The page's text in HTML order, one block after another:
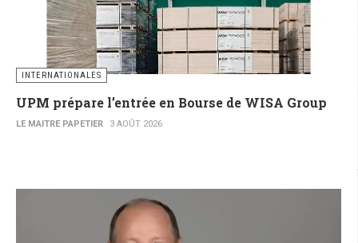
INTERNATIONALES
UPM prépare l’entrée en Bourse de WISA Group
LE MAITRE PAPETIER 3 AOÛT 2026